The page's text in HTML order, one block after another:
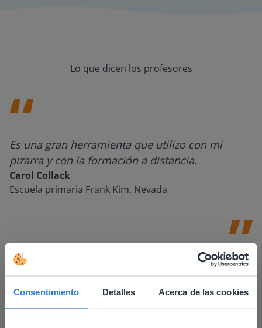
Consentimiento Detalles Acerca de las cookies
Lo que dicen los profesores
Es una gran herramienta que utilizo con mi
pizarra y con la formación a distancia.
Carol Collack
Escuela primaria Frank Kim, Nevada